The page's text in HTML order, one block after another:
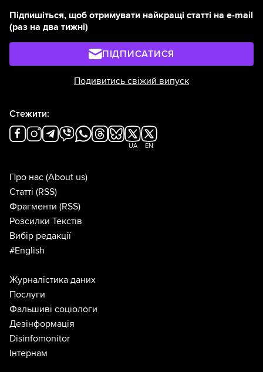
Підпишіться, щоб отримувати найкращі статті на e-mail
(раз на два тижні)
ПІДПИСАТИСЯ
Подивитись свіжий випуск
Стежити:
UA EN
Про нас (About us)
Статті (RSS)
Фрагменти (RSS)
Розсилки Текстів
Вибір редакції
#English
Журналістика даних
Послуги
Фальшиві соціологи
Дезінформація
Disinfomonitor
Інтернам